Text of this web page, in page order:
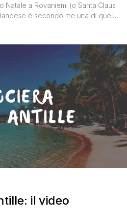
Natale a Rovaniemi (o Santa Claus
è secondo me una di quelle
dimensione magica e capace di
il video